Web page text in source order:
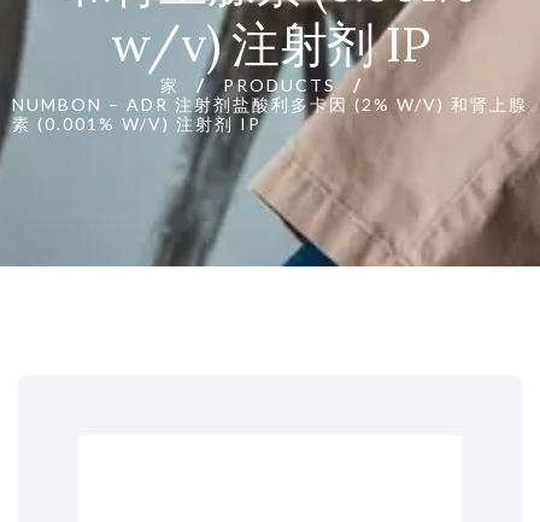
w/v) 注射剂 IP
家
PRODUCTS
NUMBON – ADR 注射剂盐酸利多卡因 (2% W/V) 和肾上腺
素 (0.001% W/V) 注射剂 IP